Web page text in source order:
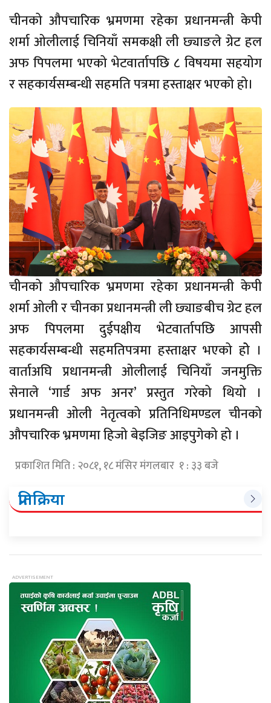
चीनको औपचारिक भ्रमणमा रहेका प्रधानमन्त्री केपी
शर्मा ओलीलाई चिनियाँ समकक्षी ली छ्याङले ग्रेट हल
अफ पिपलमा भएको भेटवार्तापछि ८ विषयमा सहयोग
र सहकार्यसम्बन्धी सहमति पत्रमा हस्ताक्षर भएको हो।
चीनको औपचारिक भ्रमणमा रहेका प्रधानमन्त्री केपी
शर्मा ओली र चीनका प्रधानमन्त्री ली छ्याङबीच ग्रेट हल
अफ पिपलमा दुईपक्षीय भेटवार्तापछि आपसी
सहकार्यसम्बन्धी सहमतिपत्रमा हस्ताक्षर भएको होे ।
वार्ताअघि प्रधानमन्त्री ओलीलाई चिनियाँ जनमुक्ति
सेनाले ‘गार्ड अफ अनर’ प्रस्तुत गरेको थियो ।
प्रधानमन्त्री ओली नेतृत्वको प्रतिनिधिमण्डल चीनको
औपचारिक भ्रमणमा हिजो बेइजिङ आइपुगेको हो ।
प्रकाशित मिति : २०८१, १८ मंसिर मंगलबार १ : ३३ बजे
प्रतिक्रिया